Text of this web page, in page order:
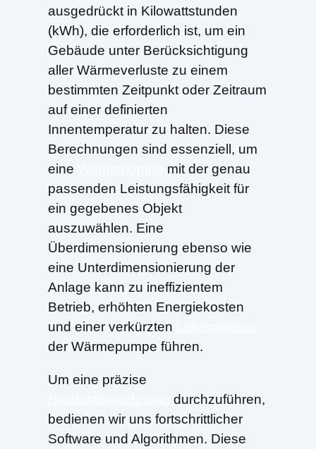
ausgedrückt in Kilowattstunden
(kWh), die erforderlich ist, um ein
Gebäude unter Berücksichtigung
aller Wärmeverluste zu einem
bestimmten Zeitpunkt oder Zeitraum
auf einer definierten
Innentemperatur zu halten. Diese
Berechnungen sind essenziell, um
eine
mit der genau
passenden Leistungsfähigkeit für
ein gegebenes Objekt
auszuwählen. Eine
Überdimensionierung ebenso wie
eine Unterdimensionierung der
Anlage kann zu ineffizientem
Betrieb, erhöhten Energiekosten
und einer verkürzten
der Wärmepumpe führen.
Um eine präzise
durchzuführen,
bedienen wir uns fortschrittlicher
Software und Algorithmen. Diese